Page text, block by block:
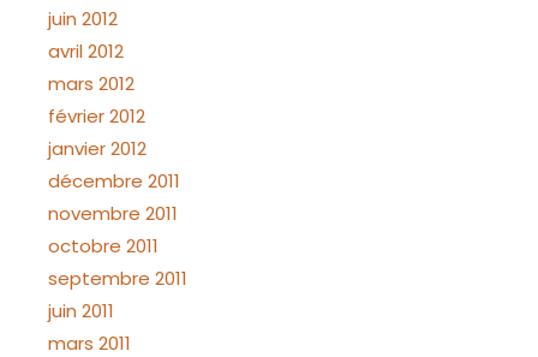
juin 2012
avril 2012
mars 2012
février 2012
janvier 2012
décembre 2011
novembre 2011
octobre 2011
septembre 2011
juin 2011
mars 2011